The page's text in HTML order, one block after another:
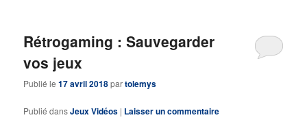
Rétrogaming : Sauvegarder
vos jeux
Publié le17 avril 2018partolemys
Publié dansJeux Vidéos | Laisser un commentaire